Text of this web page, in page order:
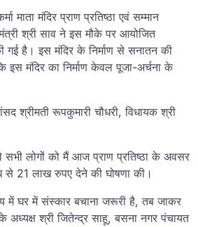
मंदिर प्राण प्रतिष्ठा एवं सम्मान
श्री साव ने इस मौके पर आयोजित
गई है। इस मंदिर के निर्माण से सनातन की
इस मंदिर का निर्माण केवल पूजा-अर्चना के
श्रीमती रूपकुमारी चौधरी, विधायक श्री
सभी लोगों को मैं आज प्राण प्रतिष्ठा के अवसर
से 21 लाख रुपए देने की घोषणा की।
में घर में संस्कार बचाना जरूरी है, तब जाकर
के अध्यक्ष श्री जितेन्द्र साहू, बसना नगर पंचायत